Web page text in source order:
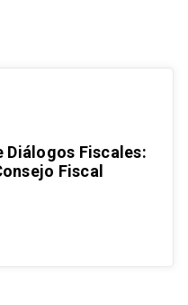
Diálogos Fiscales:
Fiscal